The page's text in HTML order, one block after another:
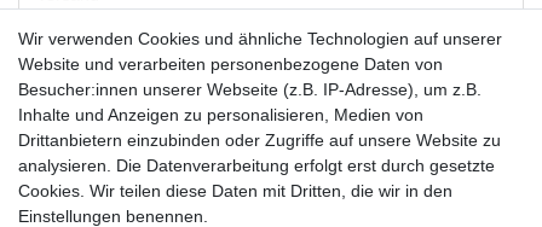
Vorkasse
PayPal
Sofortüberweisung
Kreditkarte
AmazonPay
Bar bei Abholung
Wir verwenden Cookies und ähnliche Technologien auf unserer
Website und verarbeiten personenbezogene Daten von
Besucher:innen unserer Webseite (z.B. IP-Adresse), um z.B.
Inhalte und Anzeigen zu personalisieren, Medien von
Drittanbietern einzubinden oder Zugriffe auf unsere Website zu
analysieren. Die Datenverarbeitung erfolgt erst durch gesetzte
Cookies. Wir teilen diese Daten mit Dritten, die wir in den
Einstellungen benennen.